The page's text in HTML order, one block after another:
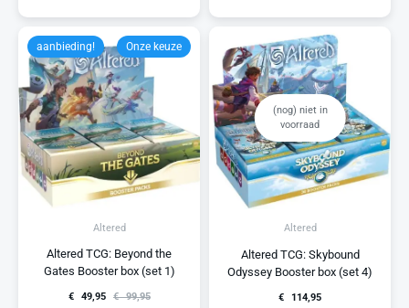
Altered
Altered TCG: Beyond the
Gates Booster box (set 1)
€ 99,95
€ 49,95
aanbieding! Onze keuze
(nog) niet in
voorraad
Altered
Altered TCG: Skybound
Odyssey Booster box (set 4)
€ 114,95